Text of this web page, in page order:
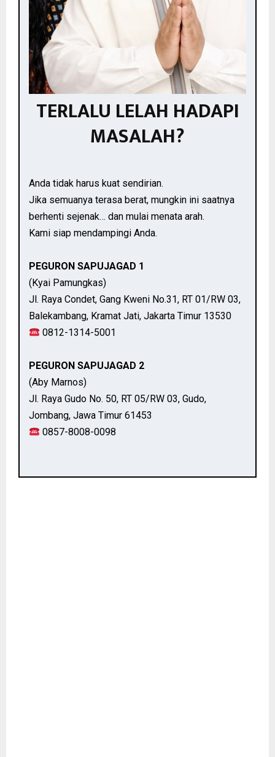
TERLALU LELAH HADAPI
MASALAH?
Anda tidak harus kuat sendirian.
Jika semuanya terasa berat, mungkin ini saatnya
berhenti sejenak… dan mulai menata arah.
Kami siap mendampingi Anda.
PEGURON SAPUJAGAD 1
(Kyai Pamungkas)
Jl. Raya Condet, Gang Kweni No.31, RT 01/RW 03,
Balekambang, Kramat Jati, Jakarta Timur 13530
0812-1314-5001
PEGURON SAPUJAGAD 2
(Aby Marnos)
Jl. Raya Gudo No. 50, RT 05/RW 03, Gudo,
Jombang, Jawa Timur 61453
0857-8008-0098